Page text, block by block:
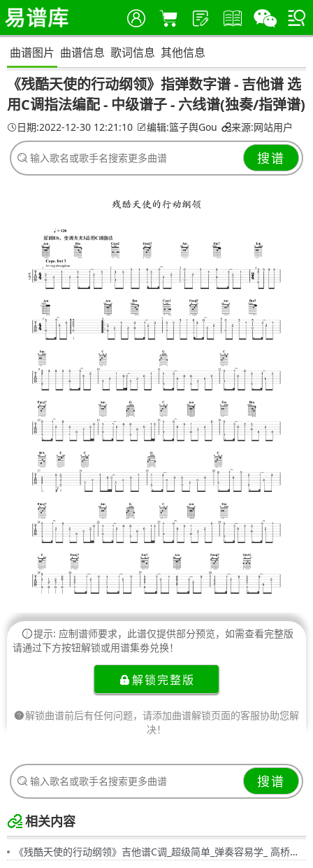
曲谱图片 曲谱信息 歌词信息 其他信息
《残酷天使的行动纲领》指弹数字谱 - 吉他谱 选
用C调指法编配 - 中级谱子 - 六线谱(独奏/指弹谱)
日期:2022-12-30 12:21:10 编辑:篮子舆Gou 来源:网站用户
搜谱
提示: 应制谱师要求，此谱仅提供部分预览，如需查看完整版
请通过下方按钮解锁或用谱集劵兑换！
解锁完整版
解锁曲谱前后有任何问题，请添加曲谱解锁页面的客服协助您解
决！
搜谱
相关内容
《残酷天使的行动纲领》吉他谱C调_超级简单_弹奏容易学_ 高桥洋子弹唱6线谱_精华音乐曲谱